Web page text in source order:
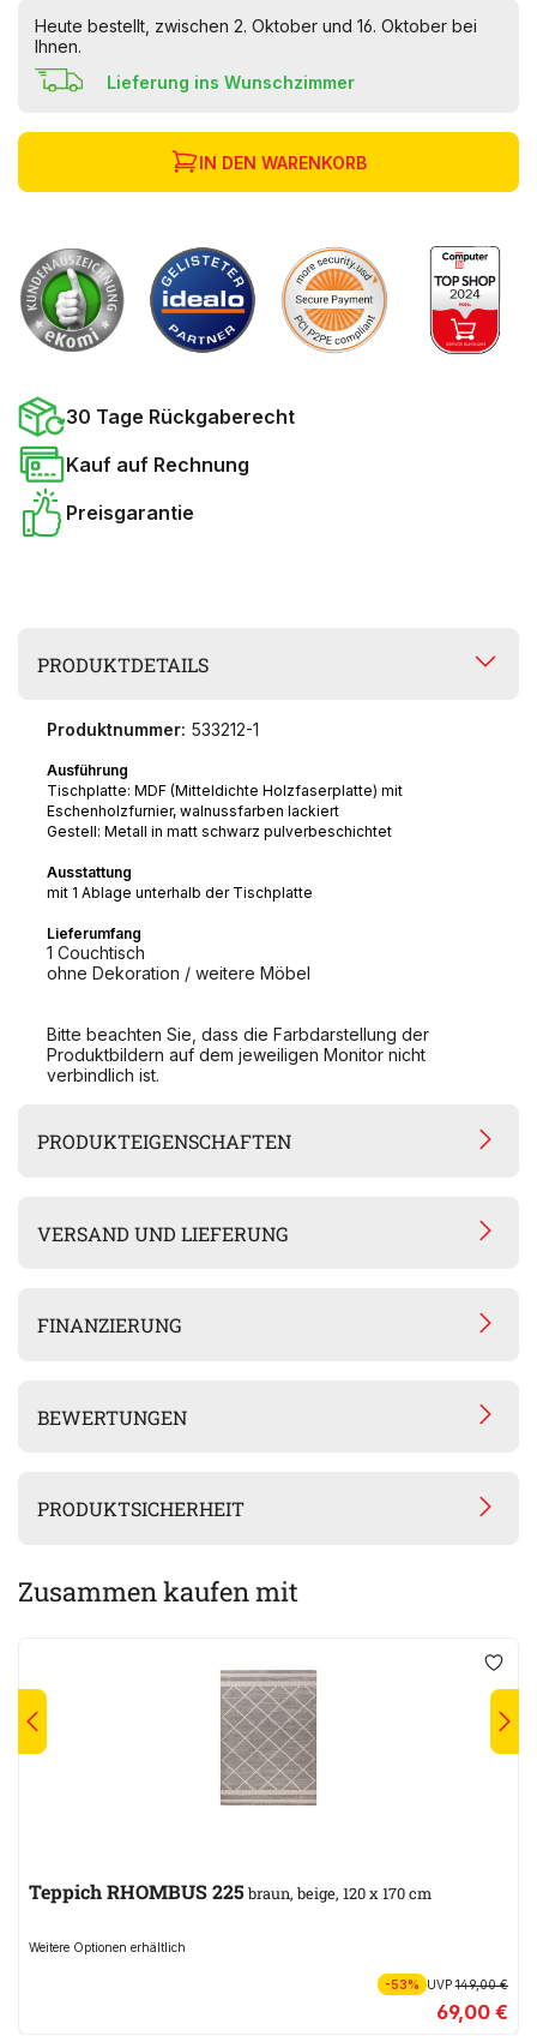
Heute bestellt, zwischen 2. Oktober und 16. Oktober bei
Ihnen.
Lieferung ins Wunschzimmer
IN DEN WARENKORB
30 Tage Rückgaberecht
Kauf auf Rechnung
Preisgarantie
PRODUKTDETAILS
Produktnummer: 533212-1
Ausführung
Tischplatte: MDF (Mitteldichte Holzfaserplatte) mit
Eschenholzfurnier, walnussfarben lackiert
Gestell: Metall in matt schwarz pulverbeschichtet
Ausstattung
mit 1 Ablage unterhalb der Tischplatte
Lieferumfang
1 Couchtisch
ohne Dekoration / weitere Möbel
Bitte beachten Sie, dass die Farbdarstellung der
Produktbildern auf dem jeweiligen Monitor nicht
verbindlich ist.
PRODUKTEIGENSCHAFTEN
VERSAND UND LIEFERUNG
FINANZIERUNG
BEWERTUNGEN
PRODUKTSICHERHEIT
Zusammen kaufen mit
Teppich RHOMBUS 225 braun, beige, 120 x 170 cm
Weitere Optionen erhältlich
-53% UVP149,00 €
69,00 €